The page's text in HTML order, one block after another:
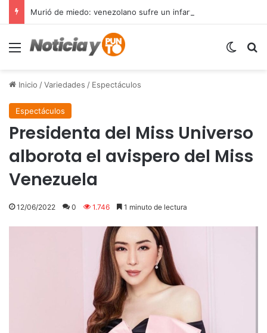
Menú
Inicio /Variedades / Espectáculos
Espectáculos
Presidenta del Miss Universo
alborota el avispero del Miss
Venezuela
12/06/2022 0 1.746 1 minuto de lectura